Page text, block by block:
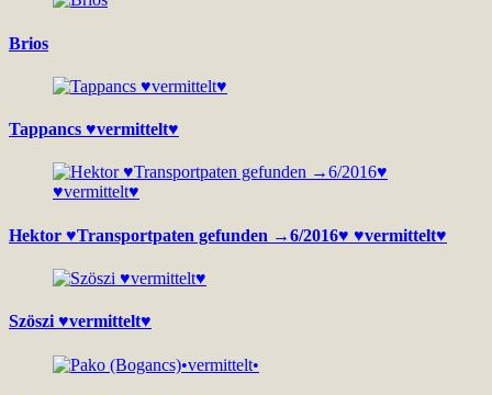
Brios
Tappancs ♥vermittelt♥
Hektor ♥Transportpaten gefunden →6/2016♥ ♥vermittelt♥
Szöszi ♥vermittelt♥